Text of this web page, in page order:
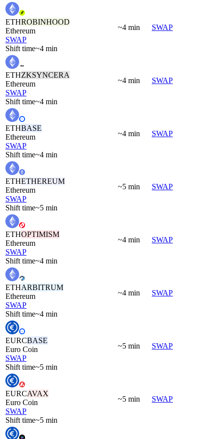
ETHROBINHOOD
Ethereum
SWAP
Shift time~4 min
~4 min SWAP
ETHZKSYNCERA
Ethereum
SWAP
Shift time~4 min
~4 min SWAP
ETHBASE
Ethereum
SWAP
Shift time~4 min
~4 min SWAP
ETHETHEREUM
Ethereum
SWAP
Shift time~5 min
~5 min SWAP
ETHOPTIMISM
Ethereum
SWAP
Shift time~4 min
~4 min SWAP
ETHARBITRUM
Ethereum
SWAP
Shift time~4 min
~4 min SWAP
EURCBASE
Euro Coin
SWAP
Shift time~5 min
~5 min SWAP
EURCAVAX
Euro Coin
SWAP
Shift time~5 min
~5 min SWAP